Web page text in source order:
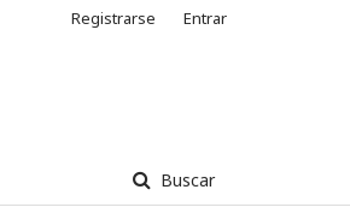
Buscar
Registrarse Entrar